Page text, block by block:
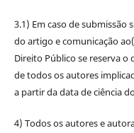
3.1) Em caso de
do artigo e comunicação
Direito Público se reserva
de todos os autores
a partir da data de ciência
4) Todos os autores e